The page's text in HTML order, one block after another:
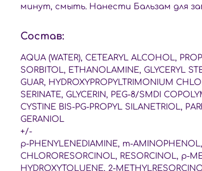
минут, смыть. Нанести Бальзам для
Состав:
AQUA (WATER), CETEARYL ALCOHOL,
SORBITOL, ETHANOLAMINE, GLYCERYL
GUAR, HYDROXYPROPYLTRIMONIUM
SERINATE, GLYCERIN, PEG-8/SMDI
CYSTINE BIS-PG-PROPYL SILANETRIOL,
GERANIOL
+/-
p-PHENYLENEDIAMINE, m-
CHLORORESORCINOL, RESORCINOL, p-
HYDROXYTOLUENE, 2-